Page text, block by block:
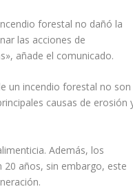
forestal no dañó la
las acciones de
añade el comunicado.
un incendio forestal no son
causas de erosión
Además, los
20 años, sin embargo, este